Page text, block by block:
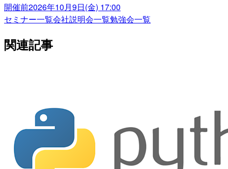
開催前2026年10月9日(金) 17:00
セミナー一覧会社説明会一覧勉強会一覧
関連記事